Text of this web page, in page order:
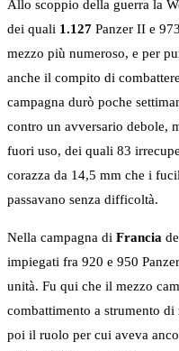
Allo scoppio della guerra la
dei quali 1.127 Panzer II e
mezzo più numeroso, e per
anche il compito di
campagna durò poche
contro un avversario debole,
fuori uso, dei quali 83
corazza da 14,5 mm che i
passavano senza difficoltà.
Nella campagna di Francia
impiegati fra 920 e 950
unità. Fu qui che il mezzo
combattimento a strumento
poi il ruolo per cui aveva